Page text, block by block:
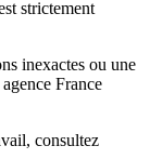
strictement
inexactes ou une
France
, consultez